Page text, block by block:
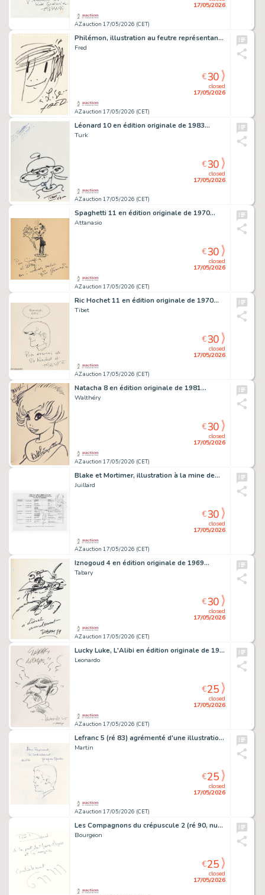
AZ auction 17/05/2026 (CET)
17/05/2026
Philémon, illustration au feutre représentant…
Fred
AZ auction 17/05/2026 (CET)
closed
17/05/2026
€30
Léonard 10 en édition originale de 1983…
Turk
AZ auction 17/05/2026 (CET)
closed
17/05/2026
€30
Spaghetti 11 en édition originale de 1970…
Attanasio
AZ auction 17/05/2026 (CET)
closed
17/05/2026
€30
Ric Hochet 11 en édition originale de 1970…
Tibet
AZ auction 17/05/2026 (CET)
closed
17/05/2026
€30
Natacha 8 en édition originale de 1981…
Walthéry
AZ auction 17/05/2026 (CET)
closed
17/05/2026
€30
Blake et Mortimer, illustration à la mine de…
Juillard
AZ auction 17/05/2026 (CET)
closed
17/05/2026
€30
Iznogoud 4 en édition originale de 1969…
Tabary
AZ auction 17/05/2026 (CET)
closed
17/05/2026
€30
Lucky Luke, L'Alibi en édition originale de 1987…
Leonardo
AZ auction 17/05/2026 (CET)
closed
17/05/2026
€25
Lefranc 5 (ré 83) agrémenté d'une illustration…
Martin
AZ auction 17/05/2026 (CET)
closed
17/05/2026
€25
Les Compagnons du crépuscule 2 (ré 90, num de…
Bourgeon
closed
17/05/2026
€25